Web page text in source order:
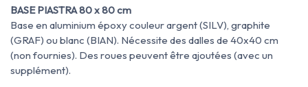
BASE PIASTRA 80 x 80 cm
Base en aluminium époxy couleur argent (SILV), graphite
(GRAF) ou blanc (BIAN). Nécessite des dalles de 40x40 cm
(non fournies). Des roues peuvent être ajoutées (avec un
supplément).